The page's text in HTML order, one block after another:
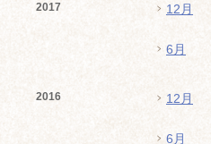
2017 12月
6月
2016 12月
6月